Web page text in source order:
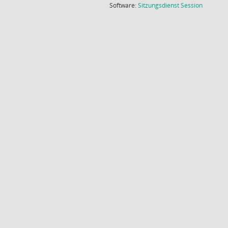
Software:SitzungsdienstSession(Wird in